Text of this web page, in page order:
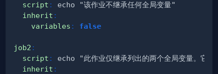
script :
inherit :
variables : false
job2 :
script :
inherit :